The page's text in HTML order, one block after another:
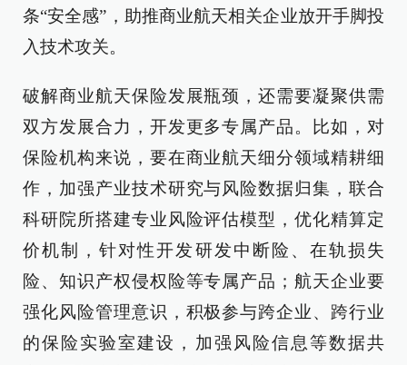
条“安全感”，助推商业航天相关企业放开手脚投
入技术攻关。
破解商业航天保险发展瓶颈，还需要凝聚供需
双方发展合力，开发更多专属产品。比如，对
保险机构来说，要在商业航天细分领域精耕细
作，加强产业技术研究与风险数据归集，联合
科研院所搭建专业风险评估模型，优化精算定
价机制，针对性开发研发中断险、在轨损失
险、知识产权侵权险等专属产品；航天企业要
强化风险管理意识，积极参与跨企业、跨行业
的保险实验室建设，加强风险信息等数据共